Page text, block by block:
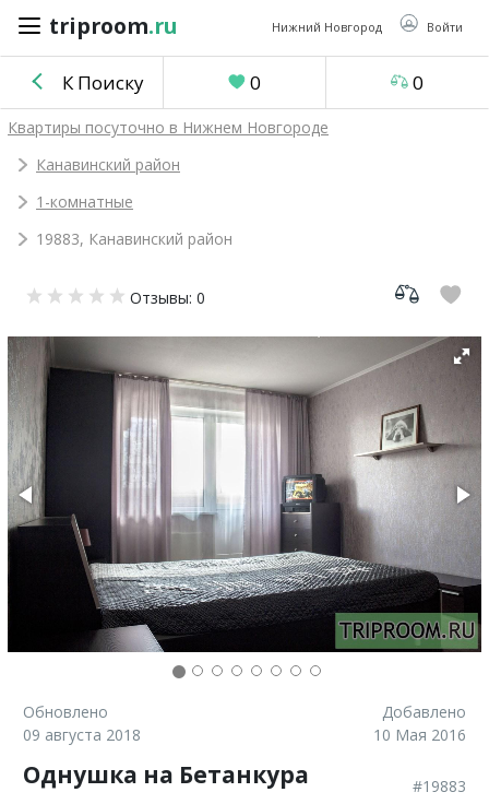
triproom.ru Нижний Новгород Войти
triproom .ru
Российский
Войти / Зарегистрироваться
объявление
0
Сравнение
0
К Поиску 0 0
Квартиры посуточно в Нижнем Новгороде
Канавинский район
1-комнатные
19883, Канавинский район
Отзывы: 0
Обновлено
09 августа 2018
Добавлено
10 Мая 2016
Однушка на Бетанкура
#19883